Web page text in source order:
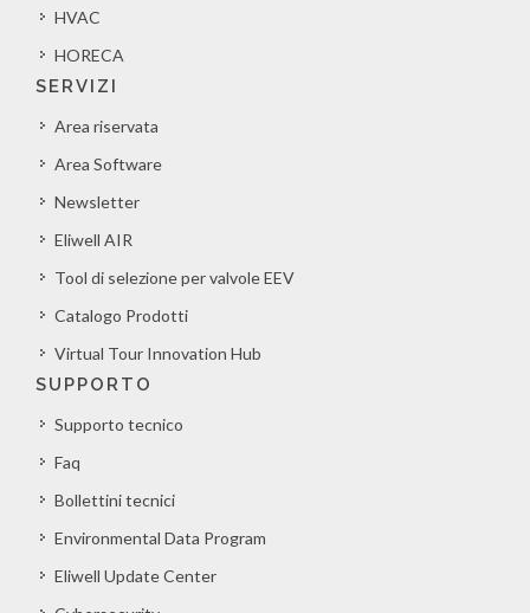
HVAC
HORECA
SERVIZI
Area riservata
Area Software
Newsletter
Eliwell AIR
Tool di selezione per valvole EEV
Catalogo Prodotti
Virtual Tour Innovation Hub
SUPPORTO
Supporto tecnico
Faq
Bollettini tecnici
Environmental Data Program
Eliwell Update Center